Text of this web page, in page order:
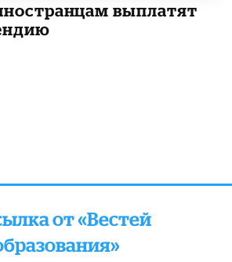
выплатят
от «Вестей